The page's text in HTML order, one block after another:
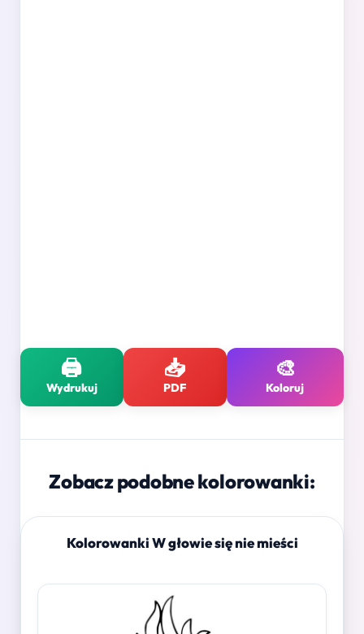
🖨️
Wydrukuj
📥
PDF
🎨
Koloruj
Zobacz podobne kolorowanki:
Kolorowanki W głowie się nie mieści